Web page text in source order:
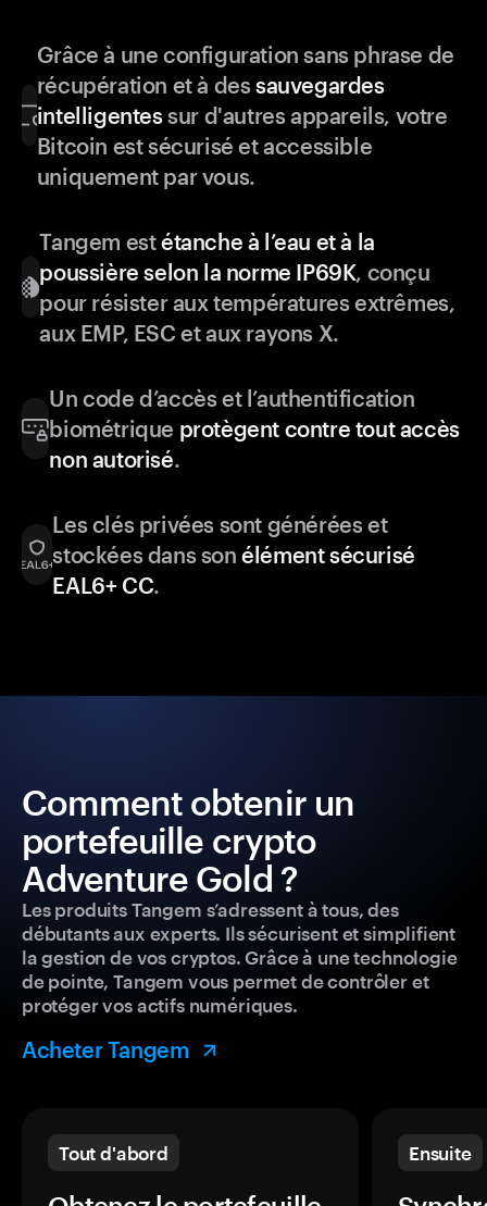
Grâce à une configuration sans phrase de
récupération et à dessauvegardes
intelligentessur d'autres appareils, votre
Bitcoin est sécurisé et accessible
uniquement par vous.
Tangem estétanche à l’eau et à la
poussière selon la norme IP69K, conçu
pour résister aux températures extrêmes,
aux EMP, ESC et aux rayons X.
Un code d’accès et l’authentification
biométrique protègent contre tout accès
non autorisé.
Les clés privées sont générées et
stockées dans sonélément sécurisé
EAL6+ CC.
Comment obtenir un
portefeuille crypto
Adventure Gold ?
Les produits Tangem s’adressent à tous, des
débutants aux experts. Ils sécurisent et simplifient
la gestion de vos cryptos. Grâce à une technologie
de pointe, Tangem vous permet de contrôler et
protéger vos actifs numériques.
Acheter Tangem
Tout d'abord Ensuite